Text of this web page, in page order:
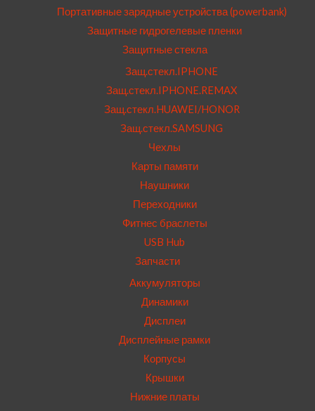
Портативные зарядные устройства (powerbank)
Защитные гидрогелевые пленки
Защитные стекла
Защ.стекл.IPHONE
Защ.стекл.IPHONE.REMAX
Защ.стекл.HUAWEI/HONOR
Защ.стекл.SAMSUNG
Чехлы
Карты памяти
Наушники
Переходники
Фитнес браслеты
USB Hub
Запчасти
Аккумуляторы
Динамики
Дисплеи
Дисплейные рамки
Корпусы
Крышки
Нижние платы